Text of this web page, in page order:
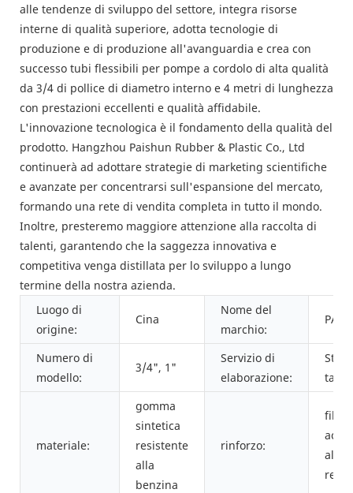
alle tendenze di sviluppo del settore, integra risorse
interne di qualità superiore, adotta tecnologie di
produzione e di produzione all'avanguardia e crea con
successo tubi flessibili per pompe a cordolo di alta qualità
da 3/4 di pollice di diametro interno e 4 metri di lunghezza
con prestazioni eccellenti e qualità affidabile.
L'innovazione tecnologica è il fondamento della qualità del
prodotto. Hangzhou Paishun Rubber & Plastic Co., Ltd
continuerà ad adottare strategie di marketing scientifiche
e avanzate per concentrarsi sull'espansione del mercato,
formando una rete di vendita completa in tutto il mondo.
Inoltre, presteremo maggiore attenzione alla raccolta di
talenti, garantendo che la saggezza innovativa e
competitiva venga distillata per lo sviluppo a lungo
termine della nostra azienda.
Luogo di
origine:
Cina
Nome del
marchio:
Numero di
modello:
3/4", 1"
Servizio di
elaborazione:
materiale:
gomma
sintetica
resistente
alla
benzina
rinforzo:
filo
alta